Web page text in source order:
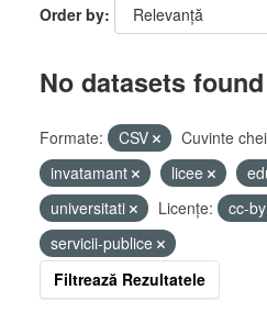
Order by
No datasets found
Formate: CSV Cuvinte
invatamant
licee
universitati
Licenţe: cc-by
servicii-publice
Filtrează Rezultatele